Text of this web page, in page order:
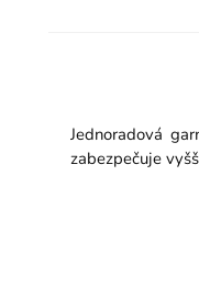
Jednoradová
zabezpečuje